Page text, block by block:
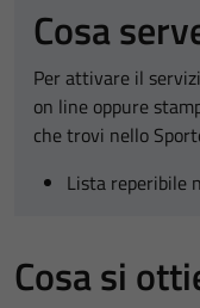
Cosa
Per attivare il
on line oppure
che trovi nello
Lista reperibile
Cosa si